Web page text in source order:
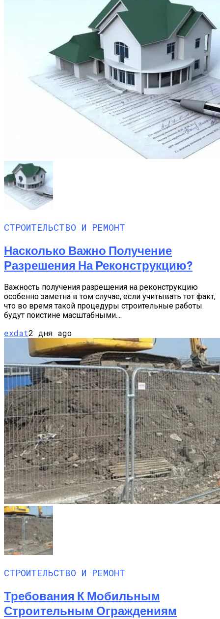
СТРОИТЕЛЬСТВО И РЕМОНТ
Насколько Важно Получение
Разрешения На Реконструкцию?
Важность получения разрешения на реконструкцию
особенно заметна в том случае, если учитывать тот факт,
что во время такой процедуры строительные работы
будут поистине масштабными....
exdat2 дня ago
СТРОИТЕЛЬСТВО И РЕМОНТ
Требования К Мобильным
Строительным Ограждениям